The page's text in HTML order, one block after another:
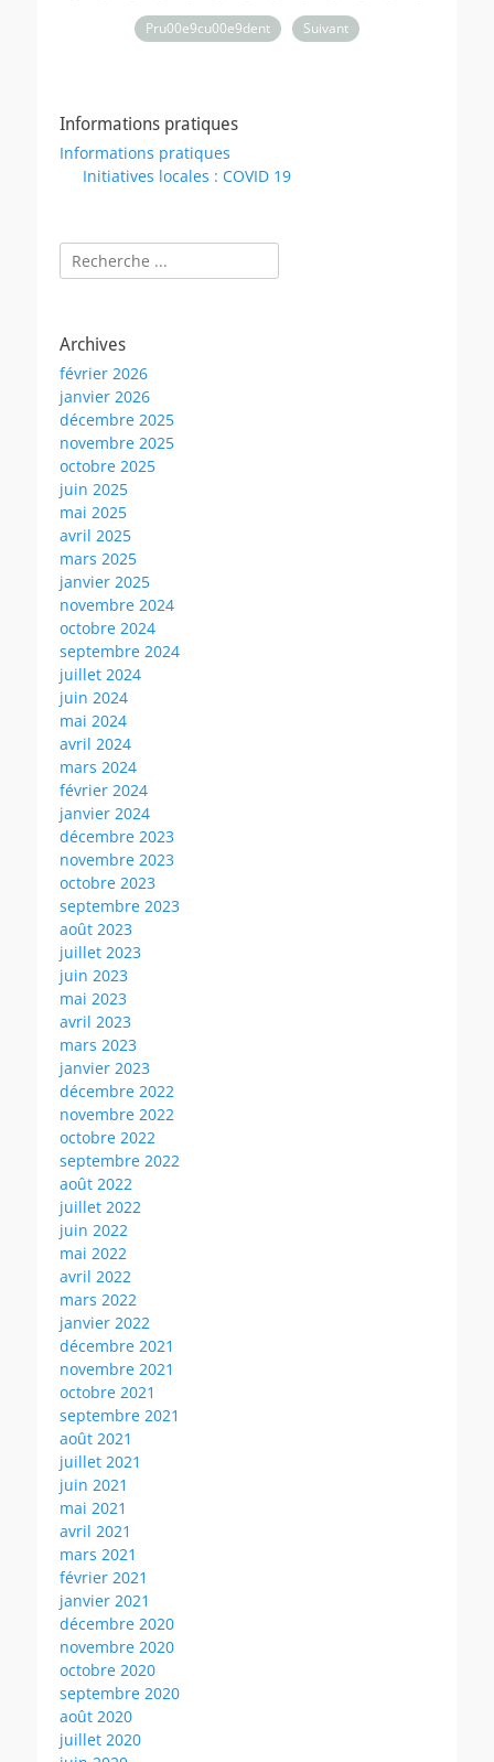
Pru00e9cu00e9dent Suivant
Informations pratiques
Informations pratiques
Initiatives locales : COVID 19
Rechercher :
Archives
février 2026
janvier 2026
décembre 2025
novembre 2025
octobre 2025
juin 2025
mai 2025
avril 2025
mars 2025
janvier 2025
novembre 2024
octobre 2024
septembre 2024
juillet 2024
juin 2024
mai 2024
avril 2024
mars 2024
février 2024
janvier 2024
décembre 2023
novembre 2023
octobre 2023
septembre 2023
août 2023
juillet 2023
juin 2023
mai 2023
avril 2023
mars 2023
janvier 2023
décembre 2022
novembre 2022
octobre 2022
septembre 2022
août 2022
juillet 2022
juin 2022
mai 2022
avril 2022
mars 2022
janvier 2022
décembre 2021
novembre 2021
octobre 2021
septembre 2021
août 2021
juillet 2021
juin 2021
mai 2021
avril 2021
mars 2021
février 2021
janvier 2021
décembre 2020
novembre 2020
octobre 2020
septembre 2020
août 2020
juillet 2020